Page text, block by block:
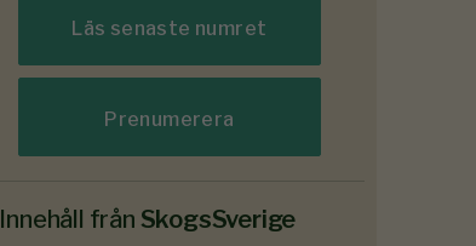
Läs senaste numret
Prenumerera
Innehåll från SkogsSverige